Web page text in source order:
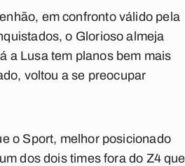
em confronto válido pela
o Glorioso almeja
a Lusa tem planos bem mais
voltou a se preocupar
o Sport, melhor posicionado
dos dois times fora do Z4 que